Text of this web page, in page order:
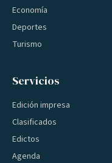
Economía
Deportes
Turismo
Servicios
Edición impresa
Clasificados
Edictos
Agenda